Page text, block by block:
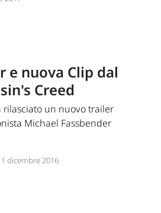
e nuova Clip dal
Creed
rilasciato un nuovo trailer
Michael Fassbender
dicembre 2016